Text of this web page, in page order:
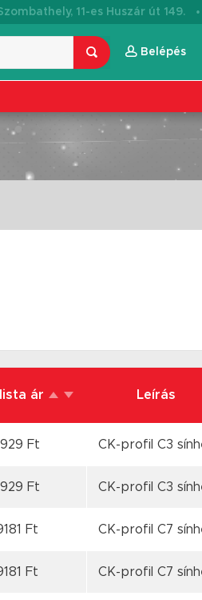
11-es Huszár út 149. ·
Belépés
ár Leírás
Ft CK-profil C3
Ft CK-profil C3
Ft CK-profil C7
Ft CK-profil C7